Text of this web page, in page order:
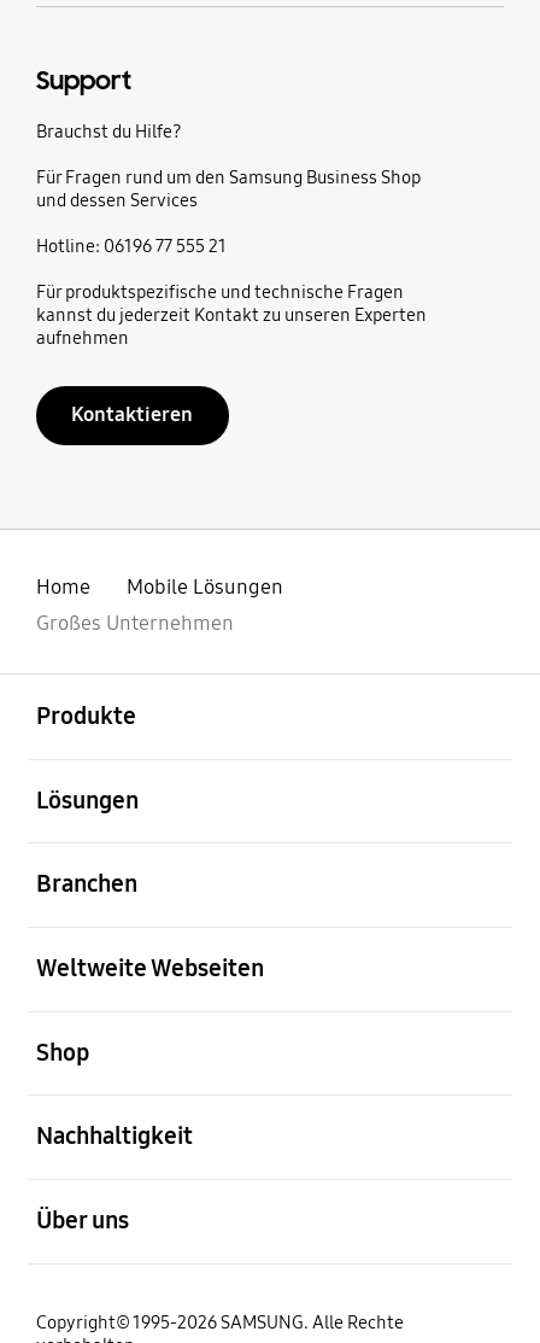
Support
Brauchst du Hilfe?
Für Fragen rund um den Samsung Business Shop
und dessen Services
Hotline: 06196 77 555 21
Für produktspezifische und technische Fragen
kannst du jederzeit Kontakt zu unseren Experten
aufnehmen
Kontaktieren
Home
Mobile Lösungen
Großes Unternehmen
Produkte
Lösungen
Branchen
Weltweite Webseiten
Shop
Nachhaltigkeit
Über uns
Copyright© 1995-2026 SAMSUNG. Alle Rechte